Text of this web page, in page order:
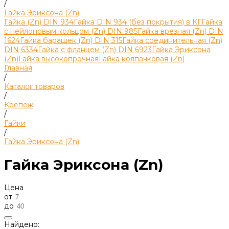
/
Гайка Эриксона (Zn)
Гайка (Zn) DIN 934Гайка DIN 934 (без покрытия) в КГГайка
с нейлоновым кольцом (Zn) DIN 985Гайка врезная (Zn) DIN
1624Гайка барашек (Zn) DIN 315Гайка соединительная (Zn)
DIN 6334Гайка с фланцем (Zn) DIN 6923Гайка Эриксона
(Zn)Гайка высокопрочнаяГайка колпачковая (Zn)
Главная
/
Каталог товаров
/
Крепеж
/
Гайки
/
Гайка Эриксона (Zn)
Гайка Эриксона (Zn)
Цена
от
до
Найдено: